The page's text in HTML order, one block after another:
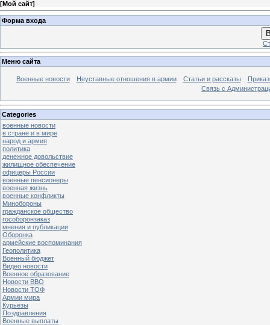
[Мой сайт]
Форма входа
Меню сайта
Военные новости Неуставные отношения в армии Статьи и рассказы
Связь с
Categories
военные новости
в стране и в мире
народ и армия
политика
денежное довольствие
жилищное обеспечение
офицеры России
военные пенсионеры
военная жизнь
военные конфликты
Минобороны
гражданское общество
гособоронзаказ
мнения и публикации
Оборонка
армейские воспоминания
Геополитика
Военный бюджет
Видео новости
Военное образование
Новости ВВО
Новости ТОФ
Армии мира
Курьезы
Поздравления
Военные выплаты